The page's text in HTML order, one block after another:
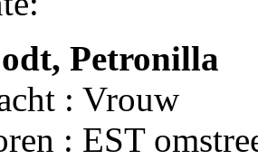
Petronilla
: Vrouw
: EST